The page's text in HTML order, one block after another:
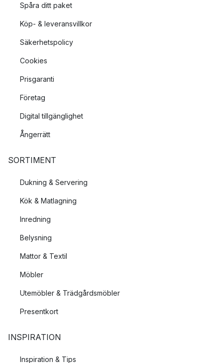
Spåra ditt paket
Köp- & leveransvillkor
Säkerhetspolicy
Cookies
Prisgaranti
Företag
Digital tillgänglighet
Ångerrätt
SORTIMENT
Dukning & Servering
Kök & Matlagning
Inredning
Belysning
Mattor & Textil
Möbler
Utemöbler & Trädgårdsmöbler
Presentkort
INSPIRATION
Inspiration & Tips